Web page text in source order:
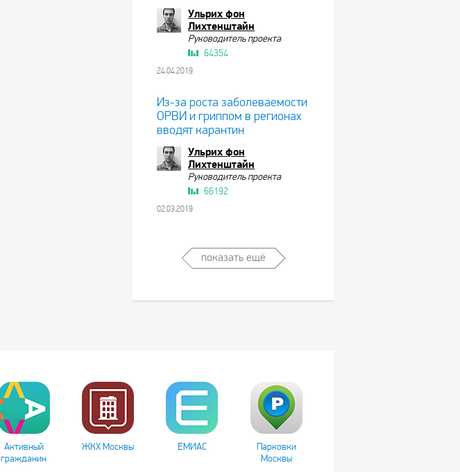
Ульрих фон
Лихтенштайн
Руководитель проекта
64354
24.04.2019
Из-за роста заболеваемости
ОРВИ и гриппом в регионах
вводят карантин
Ульрих фон
Лихтенштайн
Руководитель проекта
66192
02.03.2019
показать ещё
Активный
гражданин
ЖКХ Москвы ЕМИАС
Парковки
Москвы